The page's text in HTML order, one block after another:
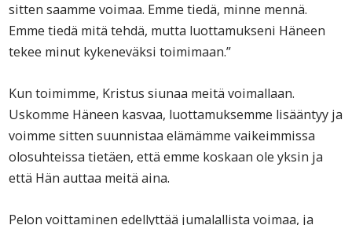
sitten saamme voimaa. Emme tiedä, minne mennä.
Emme tiedä mitä tehdä, mutta luottamukseni Häneen
tekee minut kykeneväksi toimimaan.”
Kun toimimme, Kristus siunaa meitä voimallaan.
Uskomme Häneen kasvaa, luottamuksemme lisääntyy ja
voimme sitten suunnistaa elämämme vaikeimmissa
olosuhteissa tietäen, että emme koskaan ole yksin ja
että Hän auttaa meitä aina.
Pelon voittaminen edellyttää jumalallista voimaa, ja